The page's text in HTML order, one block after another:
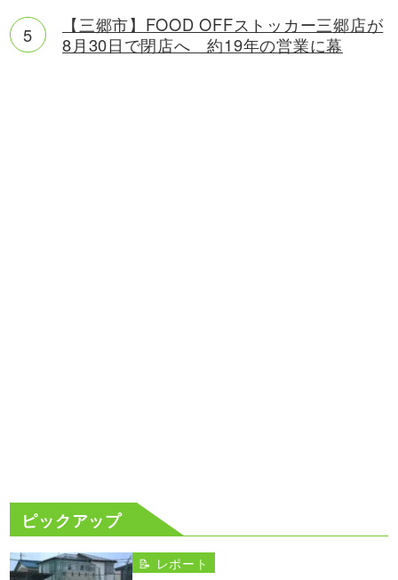
【三郷市】FOOD OFFストッカー三郷店が
8月30日で閉店へ 約19年の営業に幕
ピックアップ
📝 レポート